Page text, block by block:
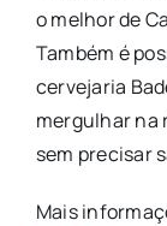
o melhor de
Também é
cervejaria
mergulhar na
sem precisar
Mais